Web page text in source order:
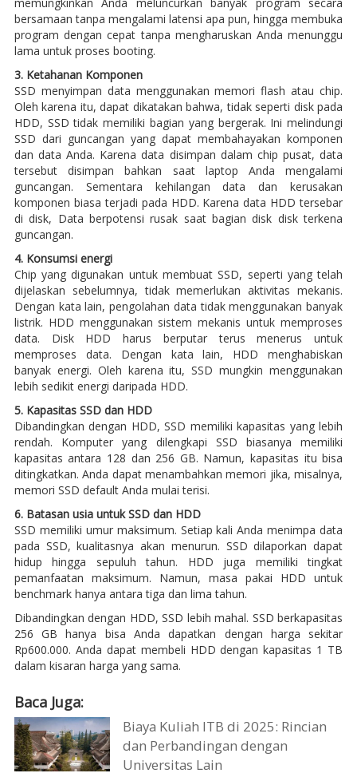
bersamaan tanpa mengalami latensi apa pun, hingga membuka
program dengan cepat tanpa mengharuskan Anda menunggu
lama untuk proses booting.
3. Ketahanan Komponen
SSD menyimpan data menggunakan memori flash atau chip.
Oleh karena itu, dapat dikatakan bahwa, tidak seperti disk pada
HDD, SSD tidak memiliki bagian yang bergerak. Ini melindungi
SSD dari guncangan yang dapat membahayakan komponen
dan data Anda. Karena data disimpan dalam chip pusat, data
tersebut disimpan bahkan saat laptop Anda mengalami
guncangan. Sementara kehilangan data dan kerusakan
komponen biasa terjadi pada HDD. Karena data HDD tersebar
di disk, Data berpotensi rusak saat bagian disk disk terkena
guncangan.
4. Konsumsi energi
Chip yang digunakan untuk membuat SSD, seperti yang telah
dijelaskan sebelumnya, tidak memerlukan aktivitas mekanis.
Dengan kata lain, pengolahan data tidak menggunakan banyak
listrik. HDD menggunakan sistem mekanis untuk memproses
data. Disk HDD harus berputar terus menerus untuk
memproses data. Dengan kata lain, HDD menghabiskan
banyak energi. Oleh karena itu, SSD mungkin menggunakan
lebih sedikit energi daripada HDD.
5. Kapasitas SSD dan HDD
Dibandingkan dengan HDD, SSD memiliki kapasitas yang lebih
rendah. Komputer yang dilengkapi SSD biasanya memiliki
kapasitas antara 128 dan 256 GB. Namun, kapasitas itu bisa
ditingkatkan. Anda dapat menambahkan memori jika, misalnya,
memori SSD default Anda mulai terisi.
6. Batasan usia untuk SSD dan HDD
SSD memiliki umur maksimum. Setiap kali Anda menimpa data
pada SSD, kualitasnya akan menurun. SSD dilaporkan dapat
hidup hingga sepuluh tahun. HDD juga memiliki tingkat
pemanfaatan maksimum. Namun, masa pakai HDD untuk
benchmark hanya antara tiga dan lima tahun.
Dibandingkan dengan HDD, SSD lebih mahal. SSD berkapasitas
256 GB hanya bisa Anda dapatkan dengan harga sekitar
Rp600.000. Anda dapat membeli HDD dengan kapasitas 1 TB
dalam kisaran harga yang sama.
Baca Juga:
Biaya Kuliah ITB di 2025: Rincian
dan Perbandingan dengan
Universitas Lain